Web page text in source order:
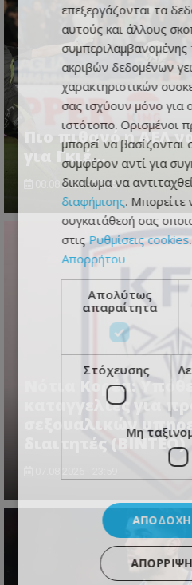
Πιο πιθανό η ΑΕΛ
για Γκιέ…
08.08.2026 - 08:35
Νότια Κορέα:
καταγγελίες για
σεξουαλικών
διαιτητές (BINTEO)
επεξεργάζονται τα
αυτούς και άλλους
συμπεριλαμβανομένης
ακριβών δεδομένων
χαρακτηριστικών
σας ισχύουν μόνο για
ιστότοπο. Ορισμένοι
μπορεί να βασίζονται
συμφέρον αντί για
δικαίωμα να
διαφήμισης. Μπορείτε
συγκατάθεσή σας
στις Ρυθμίσεις cookies
Απορρήτου
Απολύτως
απαραίτητα
Στόχευσης
Μη